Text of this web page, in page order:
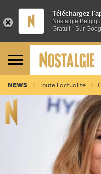
Téléchargez
Nostalgie
Gratuit - Sur
NEWS Toute l'actualité